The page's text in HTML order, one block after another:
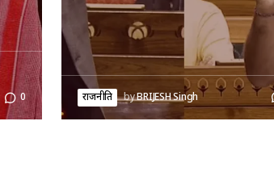
0 राजनीति byBRIJESH Singh